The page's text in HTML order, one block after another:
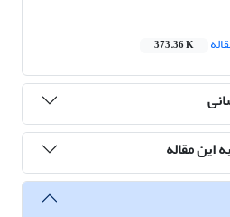
373.36 K
این مقاله